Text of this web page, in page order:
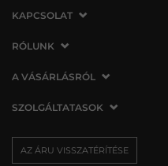
KAPCSOLAT
VERMONT Services Slovakia s. r. o.
821 07 Bratislava
Szlovákia
info@vermont.hu
RÓLUNK
Cégünkről
Üzleteink
Sajtó
A VÁSÁRLÁSRÓL
A vásárlás menete
Az áru visszatérítése/visszáru
SZOLGÁLTATASOK
Szállítás és fizetés
Ajándékutalványok
AZ ÁRU VISSZATÉRÍTÉSE